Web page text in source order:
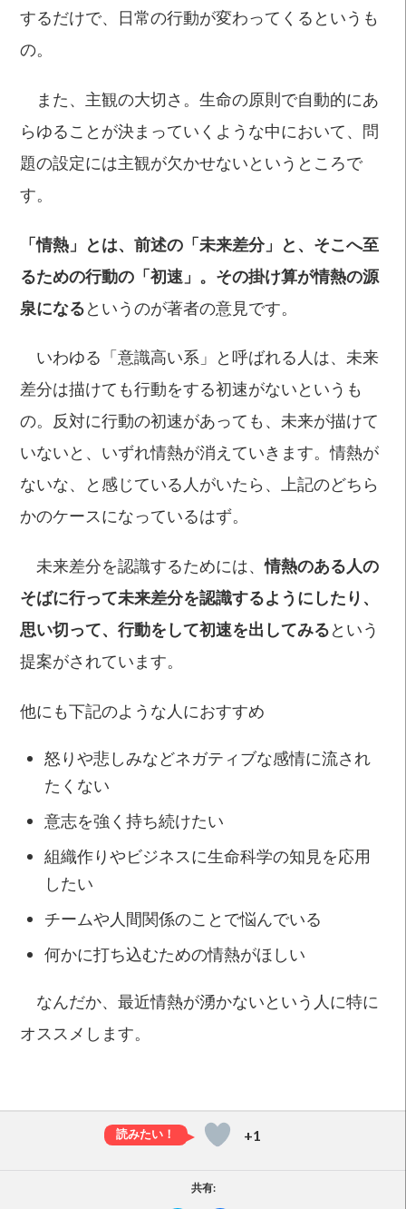
するだけで、日常の行動が変わってくるというも
の。
また、主観の大切さ。生命の原則で自動的にあ
らゆることが決まっていくような中において、問
題の設定には主観が欠かせないというところで
す。
「情熱」とは、前述の「未来差分」と、そこへ至
るための行動の「初速」。その掛け算が情熱の源
泉になるというのが著者の意見です。
いわゆる「意識高い系」と呼ばれる人は、未来
差分は描けても行動をする初速がないというも
の。反対に行動の初速があっても、未来が描けて
いないと、いずれ情熱が消えていきます。情熱が
ないな、と感じている人がいたら、上記のどちら
かのケースになっているはず。
未来差分を認識するためには、情熱のある人の
そばに行って未来差分を認識するようにしたり、
思い切って、行動をして初速を出してみるという
提案がされています。
他にも下記のような人におすすめ
怒りや悲しみなどネガティブな感情に流され
たくない
意志を強く持ち続けたい
組織作りやビジネスに生命科学の知見を応用
したい
チームや人間関係のことで悩んでいる
何かに打ち込むための情熱がほしい
なんだか、最近情熱が湧かないという人に特に
オススメします。
+1
共有: